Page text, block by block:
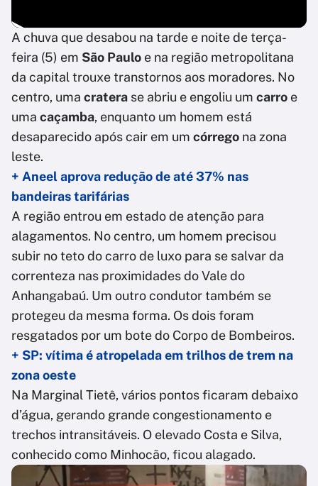
A chuva que desabou na tarde e noite de terça-
feira (5) em São Paulo e na região metropolitana
da capital trouxe transtornos aos moradores. No
centro, uma cratera se abriu e engoliu um carro e
uma caçamba, enquanto um homem está
desaparecido após cair em um córrego na zona
leste.
+ Aneel aprova redução de até 37% nas
bandeiras tarifárias
A região entrou em estado de atenção para
alagamentos. No centro, um homem precisou
subir no teto do carro de luxo para se salvar da
correnteza nas proximidades do Vale do
Anhangabaú. Um outro condutor também se
protegeu da mesma forma. Os dois foram
resgatados por um bote do Corpo de Bombeiros.
+ SP: vítima é atropelada em trilhos de trem na
zona oeste
Na Marginal Tietê, vários pontos ficaram debaixo
d’água, gerando grande congestionamento e
trechos intransitáveis. O elevado Costa e Silva,
conhecido como Minhocão, ficou alagado.